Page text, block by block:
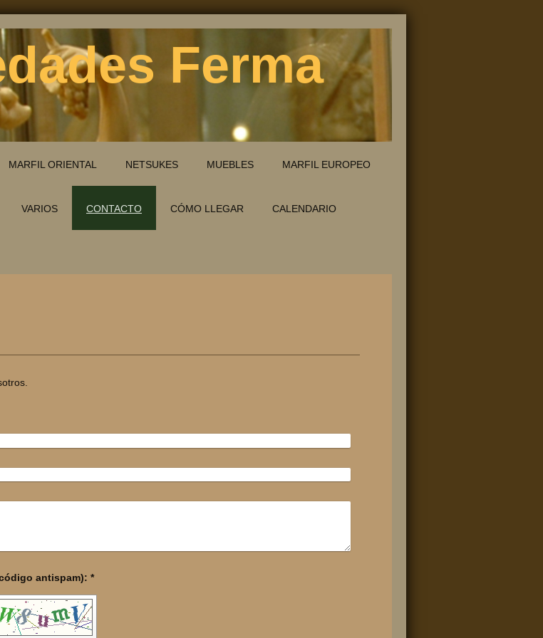
Ferma
MARFIL ORIENTAL NETSUKES MUEBLES MARFIL EUROPEO
VARIOS CONTACTO CÓMO LLEGAR CALENDARIO
Captcha (código antispam): *